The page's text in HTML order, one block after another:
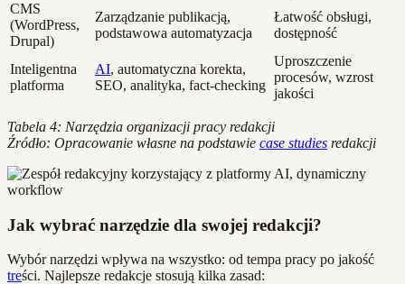
CMS
(WordPress,
Drupal)
Zarządzanie publikacją,
podstawowa automatyzacja
Łatwość obsługi,
dostępność
Inteligentna
platforma
AI, automatyczna korekta,
SEO, analityka, fact-checking
Uproszczenie
procesów, wzrost
jakości
Tabela 4: Narzędzia organizacji pracy redakcji
Źródło: Opracowanie własne na podstawie case studies redakcji
Jak wybrać narzędzie dla swojej redakcji?
Wybór narzędzi wpływa na wszystko: od tempa pracy po jakość
treści. Najlepsze redakcje stosują kilka zasad: